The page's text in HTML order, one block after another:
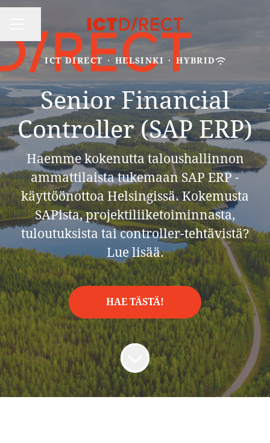
CAREER MENU
Share page
ICT DIRECT · HELSINKI · HYBRID
Senior Financial
Controller (SAP ERP)
Haemme kokenutta taloushallinnon
ammattilaista tukemaan SAP ERP -
käyttöönottoa Helsingissä. Kokemusta
SAPista, projektiliiketoiminnasta,
tuloutuksista tai controller-tehtävistä?
Lue lisää.
HAE TÄSTÄ!